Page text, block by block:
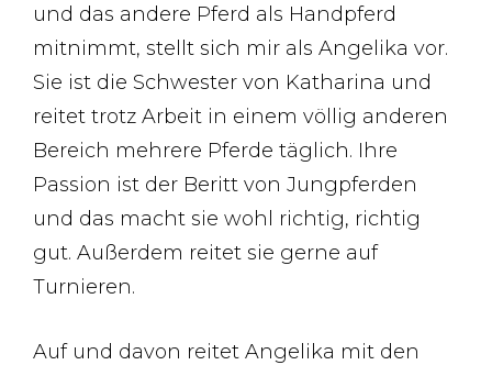
und das andere Pferd als Handpferd
mitnimmt, stellt sich mir als Angelika vor.
Sie ist die Schwester von Katharina und
reitet trotz Arbeit in einem völlig anderen
Bereich mehrere Pferde täglich. Ihre
Passion ist der Beritt von Jungpferden
und das macht sie wohl richtig, richtig
gut. Außerdem reitet sie gerne auf
Turnieren.
Auf und davon reitet Angelika mit den